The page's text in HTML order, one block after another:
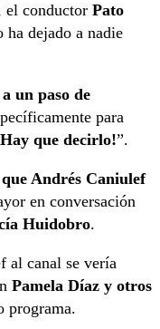
el conductor Pato
ha dejado a nadie
un paso de
para
que decirlo!”.
Andrés Caniulef
en conversación
Huidobro.
al canal se vería
Pamela Díaz y otros
programa.